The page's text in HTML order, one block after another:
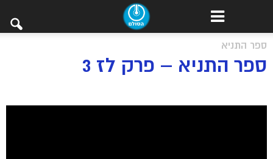
ספר התניא
ספר התניא – פרק לז 3